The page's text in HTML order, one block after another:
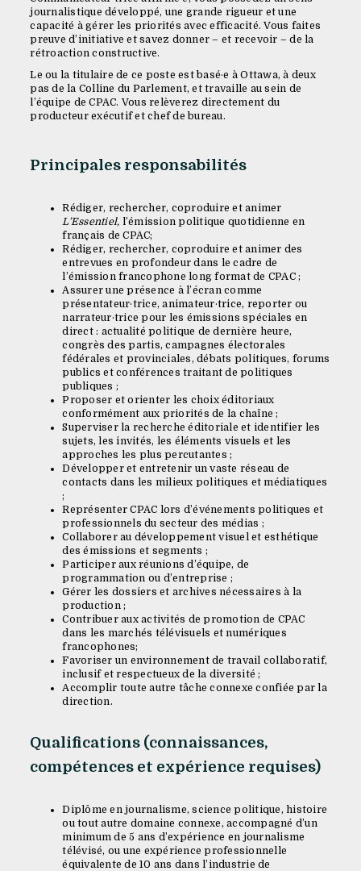
journalistique développé, une grande rigueur et une
capacité à gérer les priorités avec efficacité. Vous faites
preuve d’initiative et savez donner – et recevoir – de la
rétroaction constructive.
Le ou la titulaire de ce poste est basé·e à Ottawa, à deux
pas de la Colline du Parlement, et travaille au sein de
l’équipe de CPAC. Vous relèverez directement du
producteur exécutif et chef de bureau.
Principales responsabilités
Rédiger, rechercher, coproduire et animer
L’Essentiel, l’émission politique quotidienne en
français de CPAC;
Rédiger, rechercher, coproduire et animer des
entrevues en profondeur dans le cadre de
l’émission francophone long format de CPAC ;
Assurer une présence à l’écran comme
présentateur·trice, animateur·trice, reporter ou
narrateur·trice pour les émissions spéciales en
direct : actualité politique de dernière heure,
congrès des partis, campagnes électorales
fédérales et provinciales, débats politiques, forums
publics et conférences traitant de politiques
publiques ;
Proposer et orienter les choix éditoriaux
conformément aux priorités de la chaîne ;
Superviser la recherche éditoriale et identifier les
sujets, les invités, les éléments visuels et les
approches les plus percutantes ;
Développer et entretenir un vaste réseau de
contacts dans les milieux politiques et médiatiques
;
Représenter CPAC lors d’événements politiques et
professionnels du secteur des médias ;
Collaborer au développement visuel et esthétique
des émissions et segments ;
Participer aux réunions d’équipe, de
programmation ou d’entreprise ;
Gérer les dossiers et archives nécessaires à la
production ;
Contribuer aux activités de promotion de CPAC
dans les marchés télévisuels et numériques
francophones;
Favoriser un environnement de travail collaboratif,
inclusif et respectueux de la diversité ;
Accomplir toute autre tâche connexe confiée par la
direction.
Qualifications (connaissances,
compétences et expérience requises)
Diplôme en journalisme, science politique, histoire
ou tout autre domaine connexe, accompagné d’un
minimum de 5 ans d’expérience en journalisme
télévisé, ou une expérience professionnelle
équivalente de 10 ans dans l’industrie de